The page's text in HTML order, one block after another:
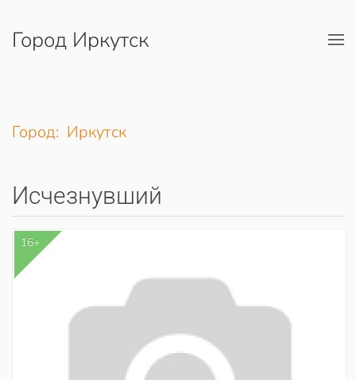
Перейти к содержимому
Город Иркутск
Город: Иркутск
Исчезнувший
16+